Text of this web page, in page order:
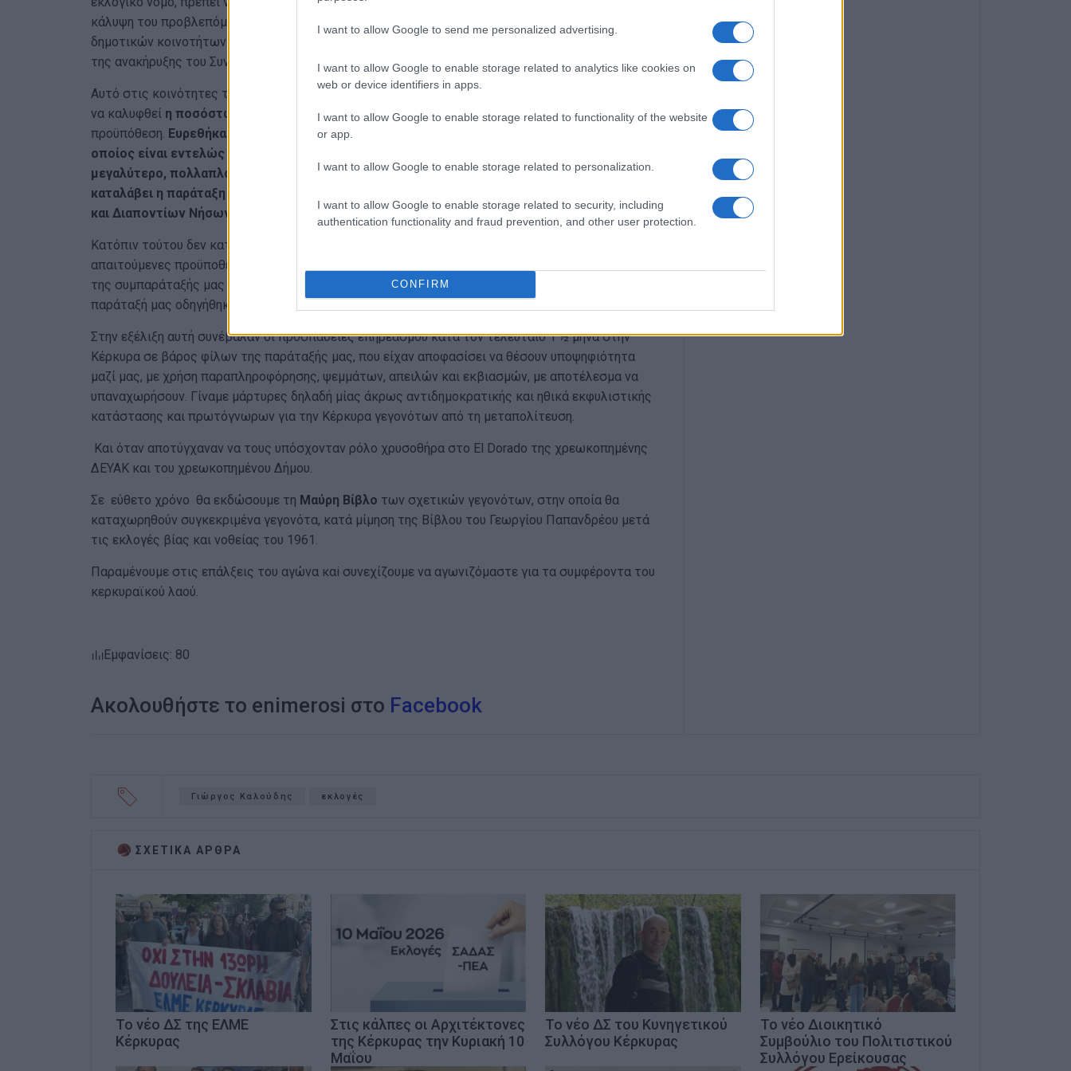
I want to allow Google to send me personalized advertising.
I want to allow Google to enable storage related to analytics like cookies on
web or device identifiers in apps.
I want to allow Google to enable storage related to functionality of the website
or app.
I want to allow Google to enable storage related to personalization.
I want to allow Google to enable storage related to security, including
authentication functionality and fraud prevention, and other user protection.
CONFIRM
κάλυψη του προβλεπόμενου αριθμού συμβούλων για κάθε κοινοτικό συμβούλιο για το 60% των
δημοτικών κοινοτήτων του Δήμου Κεντρικής Κέρκυρας και Διαποντίων Νήσων, ως προϋπόθεση
της ανακήρυξης του Συνδυασμού.
Αυτό στις κοινότητες της Μέσης Κέρκυρας δεν κατέστη εφικτό. Ιδιαίτερα, δεν κατέστη δυνατόν
να καλυφθεί η ποσόστωση για ένα από τα δύο φύλα (γυναίκες)που ορίζεται από τον Νόμο ως
προϋπόθεση. Ευρεθήκαμε έτσι στην κατάσταση να μην πληρούμε τον συγκεκριμένο όρο, ο
οποίος είναι εντελώς αχρείαστος, αφού έχουμε συμπληρώσει αριθμό υποψηφίων κατά πολύ
μεγαλύτερο, πολλαπλάσιο (και σε άνδρες και σε γυναίκες) από τις θέσεις που μπορεί να
καταλάβει η παράταξη που τελικά θα εκλεγεί να κυβερνήσει τον Δήμο Κεντρικής Κέρκυρας
και Διαποντίων Νήσων (24 θέσεις μαζί με τον/την δήμαρχο).
Κατόπιν τούτου δεν κατέστη δυνατή η υποβολή ψηφοδελτίου για τον Δήμο που να έχει τις
απαιτούμενες προϋποθέσεις τυπικής ανακήρυξης. Παρά το γεγονός ότι ο υποψήφιος Δήμαρχος
της συμπαράταξής μας είχε στην διάθεσή του 128 υποψηφιότητες, με αυτές τις συνθήκες η
παράταξή μας οδηγήθηκε στη μη συμμετοχή.
Στην εξέλιξη αυτή συνέβαλαν οι προσπάθειες επηρεασμού κατά τον τελευταίο 1 ½ μήνα στην
Κέρκυρα σε βάρος φίλων της παράταξής μας, που είχαν αποφασίσει να θέσουν υποψηφιότητα
μαζί μας, με χρήση παραπληροφόρησης, ψεμμάτων, απειλών και εκβιασμών, με αποτέλεσμα να
υπαναχωρήσουν. Γίναμε μάρτυρες δηλαδή μίας άκρως αντιδημοκρατικής και ηθικά εκφυλιστικής
κατάστασης και πρωτόγνωρων για την Κέρκυρα γεγονότων από τη μεταπολίτευση.
Και όταν αποτύγχαναν να τους υπόσχονταν ρόλο χρυσοθήρα στο El Dorado της χρεωκοπημένης
ΔΕΥΑΚ και του χρεωκοπημένου Δήμου.
Σε εύθετο χρόνο θα εκδώσουμε τη Μαύρη Βίβλο των σχετικών γεγονότων, στην οποία θα
καταχωρηθούν συγκεκριμένα γεγονότα, κατά μίμηση της Βίβλου του Γεωργίου Παπανδρέου μετά
τις εκλογές βίας και νοθείας του 1961.
Παραμένουμε στις επάλξεις του αγώνα καi συνεχίζουμε να αγωνιζόμαστε για τα συμφέροντα του
κερκυραϊκού λαού.
Εμφανίσεις: 80
Ακολουθήστε το enimerosi στο Facebook
Γιώργος Καλούδης εκλογές
ΣΧΕΤΙΚA AΡΘΡΑ
Το νέο ΔΣ της ΕΛΜΕ
Κέρκυρας
Στις κάλπες οι Αρχιτέκτονες
της Κέρκυρας την Κυριακή 10
Μαΐου
Το νέο ΔΣ του Κυνηγετικού
Συλλόγου Κέρκυρας
Το νέο Διοικητικό
Συμβούλιο του Πολιτιστικού
Συλλόγου Ερείκουσας